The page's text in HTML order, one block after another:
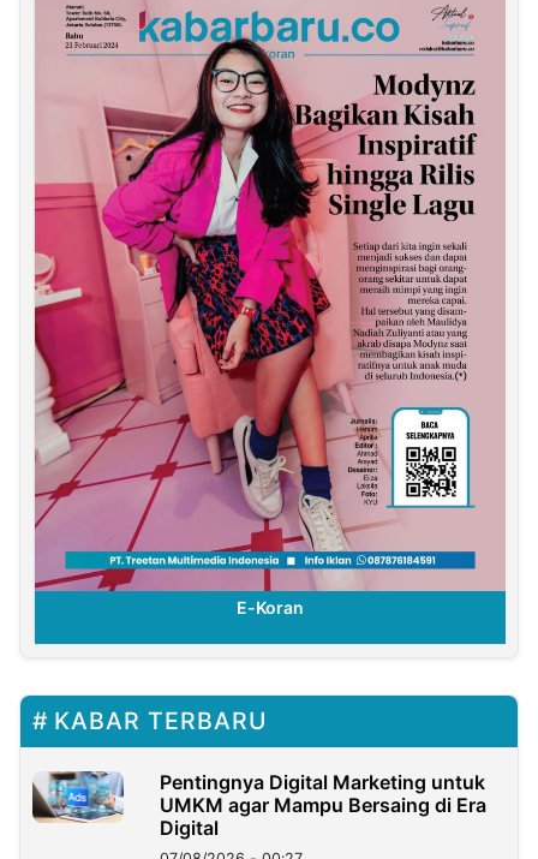
E-Koran
KABAR TERBARU
Pentingnya Digital Marketing untuk
UMKM agar Mampu Bersaing di Era
Digital